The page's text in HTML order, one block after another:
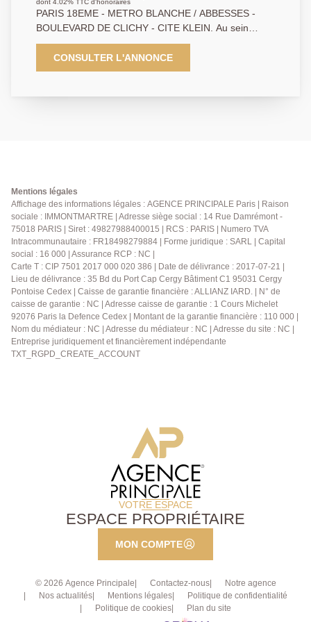
dont 4.02% TTC d'honoraires
PARIS 18EME - METRO BLANCHE / ABBESSES -
BOULEVARD DE CLICHY - CITE KLEIN. Au sein
d'une copropriété prisée du quartier, la Cité Klein,
découvrez cet agréable appartement deux pièces
situé au 5ème étage avec ascenseur. Il se compose
commerces et de l'animation montmartroise. Un bien
fonctionnel, lumineux et idéalement situé au coeur
d'un secteur très apprécié du 18ème arrondissement.
CONSULTER L'ANNONCE
Mentions légales
Affichage des informations légales : AGENCE PRINCIPALE Paris | Raison
sociale : IMMONTMARTRE | Adresse siège social : 14 Rue Damrémont -
75018 PARIS | Siret : 49827988400015 | RCS : PARIS | Numero TVA
Intracommunautaire : FR18498279884 | Forme juridique : SARL | Capital
social : 16 000 | Assurance RCP : NC |
Carte T : CIP 7501 2017 000 020 386 | Date de délivrance : 2017-07-21 |
Lieu de délivrance : 35 Bd du Port Cap Cergy Bâtiment C1 95031 Cergy
Pontoise Cedex | Caisse de garantie financière : ALLIANZ IARD. | N° de
caisse de garantie : NC | Adresse caisse de garantie : 1 Cours Michelet
92076 Paris la Defence Cedex | Montant de la garantie financière : 110 000 |
Nom du médiateur : NC | Adresse du médiateur : NC | Adresse du site : NC |
Entreprise juridiquement et financièrement indépendante
TXT_RGPD_CREATE_ACCOUNT
VOTRE ESPACE
ESPACE PROPRIÉTAIRE
MON COMPTE
© 2026 Agence Principale Contactez-nous
Notre agence
Nos actualités
Mentions légales
Politique de confidentialité
Politique de cookies
Plan du site